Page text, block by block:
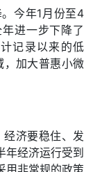
今年1月份至4
进一步下降了
记录以来的低
，加大普惠小微
经济要稳住、发
年经济运行受到
用非常规的政策